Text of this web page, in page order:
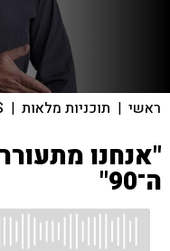
ראשי | תוכניות מלאות |
"אנחנו
ה־90"